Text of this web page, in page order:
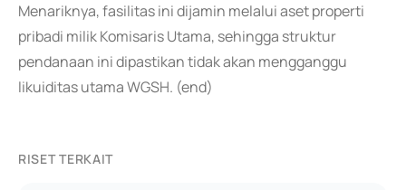
Menariknya, fasilitas ini dijamin melalui aset properti
pribadi milik Komisaris Utama, sehingga struktur
pendanaan ini dipastikan tidak akan mengganggu
likuiditas utama WGSH. (end)
RISET TERKAIT